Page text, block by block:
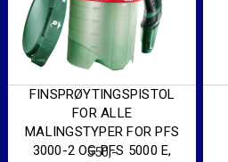
FINSPRØYTINGSPISTOL
FOR ALLE
MALINGSTYPER FOR PFS
3000-2 OG PFS 5000 E,
550,-